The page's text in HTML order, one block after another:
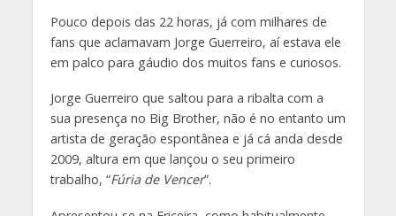
Pouco depois das 22 horas, já com milhares de
fans que aclamavam Jorge Guerreiro, aí estava ele
em palco para gáudio dos muitos fans e curiosos.
Jorge Guerreiro que saltou para a ribalta com a
sua presença no Big Brother, não é no entanto um
artista de geração espontânea e já cá anda desde
2009, altura em que lançou o seu primeiro
trabalho, “Fúria de Vencer”.